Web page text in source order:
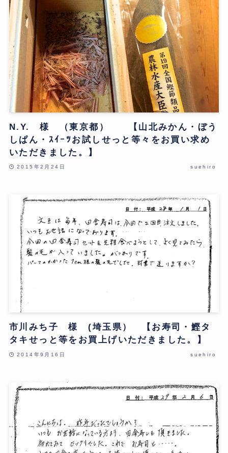
N.Y. 様 （東京都） 【山北みかん・ぼう
しぱん・ｽｲｰﾂお試しせっと等々をお買い求め
いただきました。】
2015年2月24日 suehiro
市川みち子 様 (埼玉県） 【お寿司・鰹タ
タキせっと等をお買上げいただきました。】
2014年9月16日 suehiro